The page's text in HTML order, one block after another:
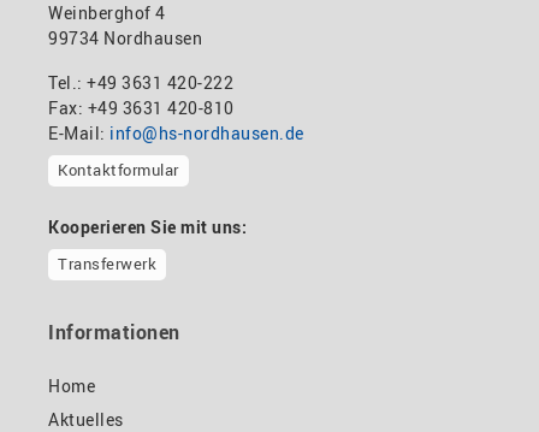
Weinberghof 4
99734 Nordhausen
Tel.: +49 3631 420-222
Fax: +49 3631 420-810
E-Mail: info@hs-nordhausen.de
Kontaktformular
Kooperieren Sie mit uns:
Transferwerk
Informationen
Home
Aktuelles